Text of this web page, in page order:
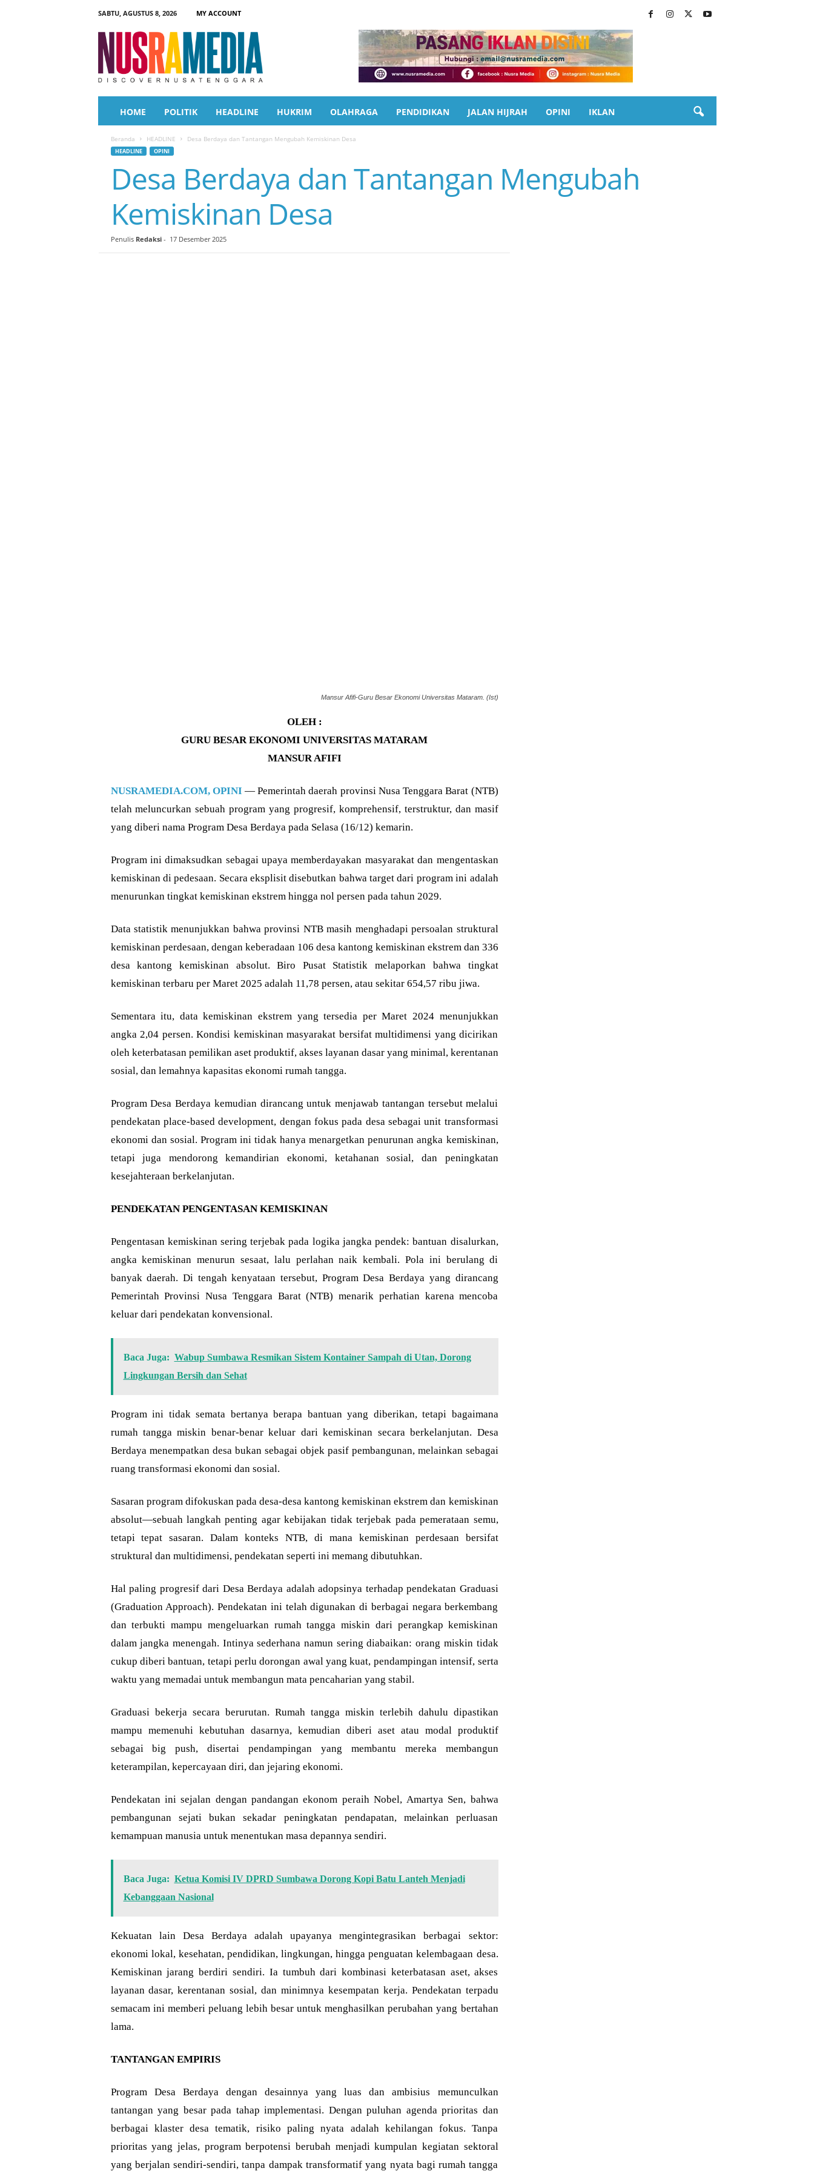
SABTU, AGUSTUS 8, 2026
MY ACCOUNT
a
HOME POLITIK HEADLINE HUKRIM OLAHRAGA PENDIDIKAN JALAN HIJRAH OPINI IKLAN
Beranda HEADLINE Desa Berdaya dan Tantangan Mengubah Kemiskinan Desa
HEADLINE OPINI
Desa Berdaya dan Tantangan Mengubah
Kemiskinan Desa
Penulis Redaksi- 17 Desember 2025
Mansur Afifi-Guru Besar Ekonomi Universitas Mataram. (Ist)
OLEH :
GURU BESAR EKONOMI UNIVERSITAS MATARAM
MANSUR AFIFI
NUSRAMEDIA.COM, OPINI — Pemerintah daerah provinsi Nusa Tenggara Barat (NTB)
telah meluncurkan sebuah program yang progresif, komprehensif, terstruktur, dan masif
yang diberi nama Program Desa Berdaya pada Selasa (16/12) kemarin.
Program ini dimaksudkan sebagai upaya memberdayakan masyarakat dan mengentaskan
kemiskinan di pedesaan. Secara eksplisit disebutkan bahwa target dari program ini adalah
menurunkan tingkat kemiskinan ekstrem hingga nol persen pada tahun 2029.
Data statistik menunjukkan bahwa provinsi NTB masih menghadapi persoalan struktural
kemiskinan perdesaan, dengan keberadaan 106 desa kantong kemiskinan ekstrem dan 336
desa kantong kemiskinan absolut. Biro Pusat Statistik melaporkan bahwa tingkat
kemiskinan terbaru per Maret 2025 adalah 11,78 persen, atau sekitar 654,57 ribu jiwa.
Sementara itu, data kemiskinan ekstrem yang tersedia per Maret 2024 menunjukkan
angka 2,04 persen. Kondisi kemiskinan masyarakat bersifat multidimensi yang dicirikan
oleh keterbatasan pemilikan aset produktif, akses layanan dasar yang minimal, kerentanan
sosial, dan lemahnya kapasitas ekonomi rumah tangga.
Program Desa Berdaya kemudian dirancang untuk menjawab tantangan tersebut melalui
pendekatan place-based development, dengan fokus pada desa sebagai unit transformasi
ekonomi dan sosial. Program ini tidak hanya menargetkan penurunan angka kemiskinan,
tetapi juga mendorong kemandirian ekonomi, ketahanan sosial, dan peningkatan
kesejahteraan berkelanjutan.
PENDEKATAN PENGENTASAN KEMISKINAN
Pengentasan kemiskinan sering terjebak pada logika jangka pendek: bantuan disalurkan,
angka kemiskinan menurun sesaat, lalu perlahan naik kembali. Pola ini berulang di
banyak daerah. Di tengah kenyataan tersebut, Program Desa Berdaya yang dirancang
Pemerintah Provinsi Nusa Tenggara Barat (NTB) menarik perhatian karena mencoba
keluar dari pendekatan konvensional.
Baca Juga: Wabup Sumbawa Resmikan Sistem Kontainer Sampah di Utan, Dorong
Lingkungan Bersih dan Sehat
Program ini tidak semata bertanya berapa bantuan yang diberikan, tetapi bagaimana
rumah tangga miskin benar-benar keluar dari kemiskinan secara berkelanjutan. Desa
Berdaya menempatkan desa bukan sebagai objek pasif pembangunan, melainkan sebagai
ruang transformasi ekonomi dan sosial.
Sasaran program difokuskan pada desa-desa kantong kemiskinan ekstrem dan kemiskinan
absolut—sebuah langkah penting agar kebijakan tidak terjebak pada pemerataan semu,
tetapi tepat sasaran. Dalam konteks NTB, di mana kemiskinan perdesaan bersifat
struktural dan multidimensi, pendekatan seperti ini memang dibutuhkan.
Hal paling progresif dari Desa Berdaya adalah adopsinya terhadap pendekatan Graduasi
(Graduation Approach). Pendekatan ini telah digunakan di berbagai negara berkembang
dan terbukti mampu mengeluarkan rumah tangga miskin dari perangkap kemiskinan
dalam jangka menengah. Intinya sederhana namun sering diabaikan: orang miskin tidak
cukup diberi bantuan, tetapi perlu dorongan awal yang kuat, pendampingan intensif, serta
waktu yang memadai untuk membangun mata pencaharian yang stabil.
Graduasi bekerja secara berurutan. Rumah tangga miskin terlebih dahulu dipastikan
mampu memenuhi kebutuhan dasarnya, kemudian diberi aset atau modal produktif
sebagai big push, disertai pendampingan yang membantu mereka membangun
keterampilan, kepercayaan diri, dan jejaring ekonomi.
Pendekatan ini sejalan dengan pandangan ekonom peraih Nobel, Amartya Sen, bahwa
pembangunan sejati bukan sekadar peningkatan pendapatan, melainkan perluasan
kemampuan manusia untuk menentukan masa depannya sendiri.
Baca Juga: Ketua Komisi IV DPRD Sumbawa Dorong Kopi Batu Lanteh Menjadi
Kebanggaan Nasional
Kekuatan lain Desa Berdaya adalah upayanya mengintegrasikan berbagai sektor:
ekonomi lokal, kesehatan, pendidikan, lingkungan, hingga penguatan kelembagaan desa.
Kemiskinan jarang berdiri sendiri. Ia tumbuh dari kombinasi keterbatasan aset, akses
layanan dasar, kerentanan sosial, dan minimnya kesempatan kerja. Pendekatan terpadu
semacam ini memberi peluang lebih besar untuk menghasilkan perubahan yang bertahan
lama.
TANTANGAN EMPIRIS
Program Desa Berdaya dengan desainnya yang luas dan ambisius memunculkan
tantangan yang besar pada tahap implementasi. Dengan puluhan agenda prioritas dan
berbagai klaster desa tematik, risiko paling nyata adalah kehilangan fokus. Tanpa
prioritas yang jelas, program berpotensi berubah menjadi kumpulan kegiatan sektoral
yang berjalan sendiri-sendiri, tanpa dampak transformatif yang nyata bagi rumah tangga